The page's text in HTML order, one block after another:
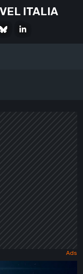
ITALIA
BlueskyLinkedIn